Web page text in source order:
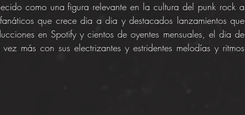
como una figura relevante en la cultura del punk rock a
que crece dia a dia y destacados lanzamientos que
en Spotify y cientos de oyentes mensuales, el dia de
más con sus electrizantes y estridentes melodías y ritmos